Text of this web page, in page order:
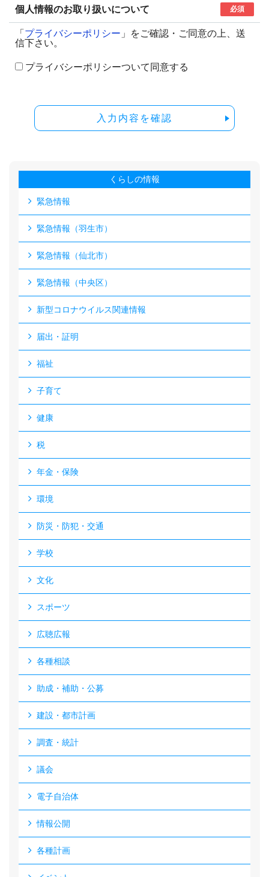
個人情報のお取り扱いについて 必須
「 プライバシーポリシー 」をご確認・ご同意の上、送
信下さい。
プライバシーポリシーついて同意する
入力内容を確認
くらしの情報
緊急情報
緊急情報（羽生市）
緊急情報（仙北市）
緊急情報（中央区）
新型コロナウイルス関連情報
届出・証明
福祉
子育て
健康
税
年金・保険
環境
防災・防犯・交通
学校
文化
スポーツ
広聴広報
各種相談
助成・補助・公募
建設・都市計画
調査・統計
議会
電子自治体
情報公開
各種計画